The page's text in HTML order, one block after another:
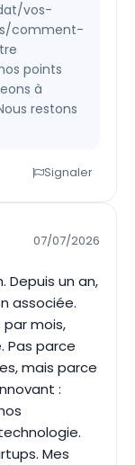
vos-
comment-
points
à
restons
Signaler
07/07/2026
Depuis un an,
associée.
par mois,
Pas parce
mais parce
:
Mes